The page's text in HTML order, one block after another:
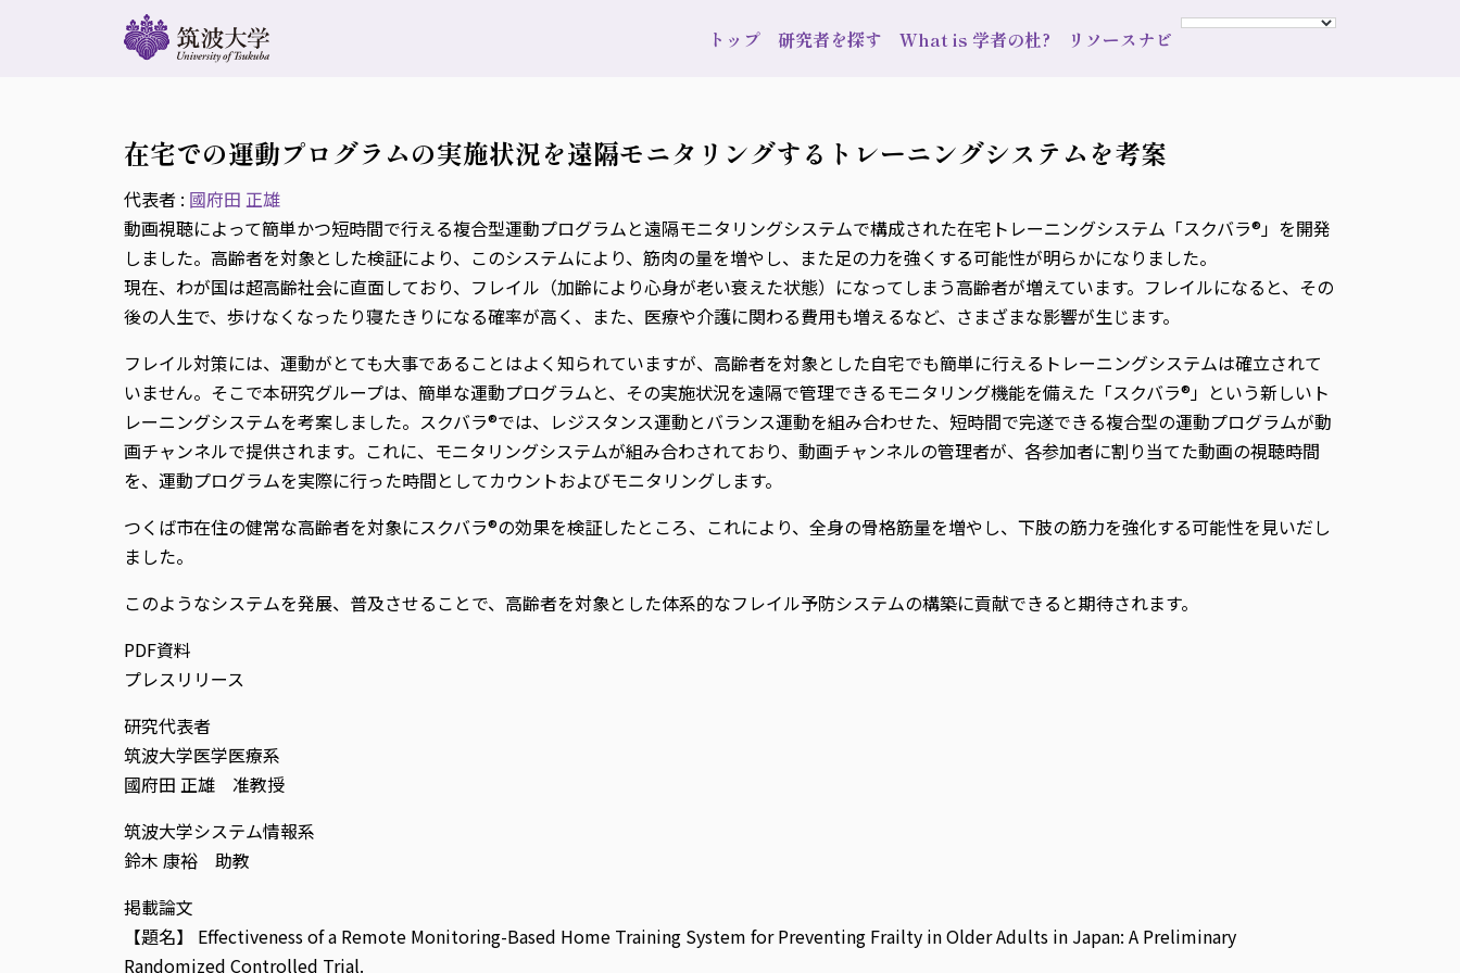
トップ 研究者を探す What is 学者の杜? リソースナビ
在宅での運動プログラムの実施状況を遠隔モニタリングするトレーニングシステムを考案
代表者 : 國府田 正雄
動画視聴によって簡単かつ短時間で行える複合型運動プログラムと遠隔モニタリングシステムで構成された在宅トレーニングシステム「スクバラ®」を開発
しました。高齢者を対象とした検証により、このシステムにより、筋肉の量を増やし、また足の力を強くする可能性が明らかになりました。
現在、わが国は超高齢社会に直面しており、フレイル（加齢により心身が老い衰えた状態）になってしまう高齢者が増えています。フレイルになると、その
後の人生で、歩けなくなったり寝たきりになる確率が高く、また、医療や介護に関わる費用も増えるなど、さまざまな影響が生じます。
フレイル対策には、運動がとても大事であることはよく知られていますが、高齢者を対象とした自宅でも簡単に行えるトレーニングシステムは確立されて
いません。そこで本研究グループは、簡単な運動プログラムと、その実施状況を遠隔で管理できるモニタリング機能を備えた「スクバラ®」という新しいト
レーニングシステムを考案しました。スクバラ®では、レジスタンス運動とバランス運動を組み合わせた、短時間で完遂できる複合型の運動プログラムが動
画チャンネルで提供されます。これに、モニタリングシステムが組み合わされており、動画チャンネルの管理者が、各参加者に割り当てた動画の視聴時間
を、運動プログラムを実際に行った時間としてカウントおよびモニタリングします。
つくば市在住の健常な高齢者を対象にスクバラ®の効果を検証したところ、これにより、全身の骨格筋量を増やし、下肢の筋力を強化する可能性を見いだし
ました。
このようなシステムを発展、普及させることで、高齢者を対象とした体系的なフレイル予防システムの構築に貢献できると期待されます。
PDF資料
プレスリリース
研究代表者
筑波大学医学医療系
國府田 正雄 准教授
筑波大学システム情報系
鈴木 康裕 助教
掲載論文
【題名】 Effectiveness of a Remote Monitoring-Based Home Training System for Preventing Frailty in Older Adults in Japan: A Preliminary
Randomized Controlled Trial.